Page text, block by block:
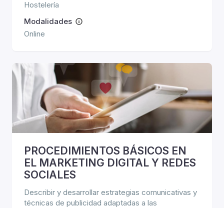
Hostelería
Modalidades
Online
PROCEDIMIENTOS BÁSICOS EN
EL MARKETING DIGITAL Y REDES
SOCIALES
Describir y desarrollar estrategias comunicativas y
técnicas de publicidad adaptadas a las